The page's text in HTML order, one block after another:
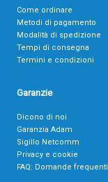
Come ordinare
Metodi di pagamento
Modalità di spedizione
Tempi di consegna
Termini e condizioni
Garanzie
Dicono di noi
Garanzia Adam
Sigillo Netcomm
Privacy e cookie
FAQ: Domande frequenti